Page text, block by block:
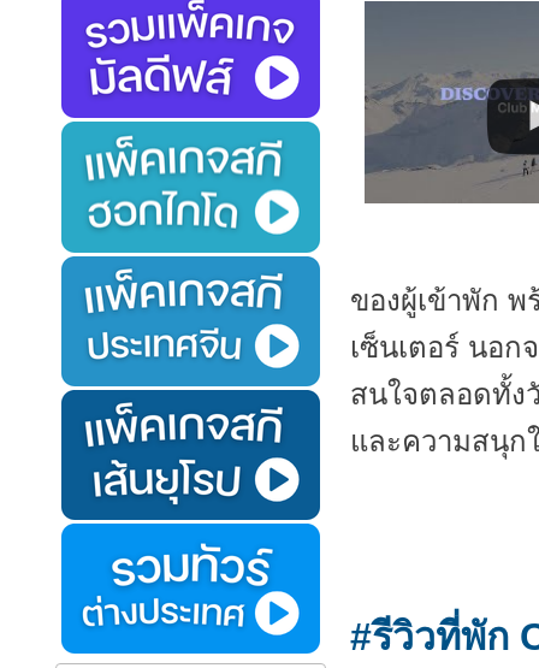
ของผู้เข้าพัก
เซ็นเตอร์ นอ
สนใจตลอดทั้ง
และความสนุก
#รีวิวที่พัก